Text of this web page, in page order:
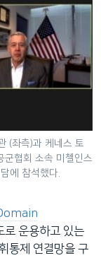
(좌측)과 케네스 토
군협회 소속 미첼인스
에 참석했다.
로 운용하고 있는
통제 연결망을 구